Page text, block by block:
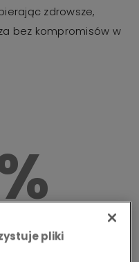
zdrowsze,
bez kompromisów w
w warstwie
pliki